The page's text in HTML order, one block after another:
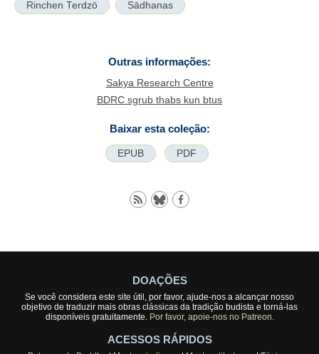
Rinchen Terdzö Sādhanas
Outras informações:
Sakya Research Centre
BDRC sgrub thabs kun btus
Baixar esta coleção:
EPUB PDF
DOAÇÕES
Se você considera este site útil, por favor, ajude-nos a alcançar nosso
objetivo de traduzir mais obras clássicas da tradição budista e torná-las
disponíveis gratuitamente. Por favor, apoie-nos no Patreon.
ACESSOS RÁPIDOS